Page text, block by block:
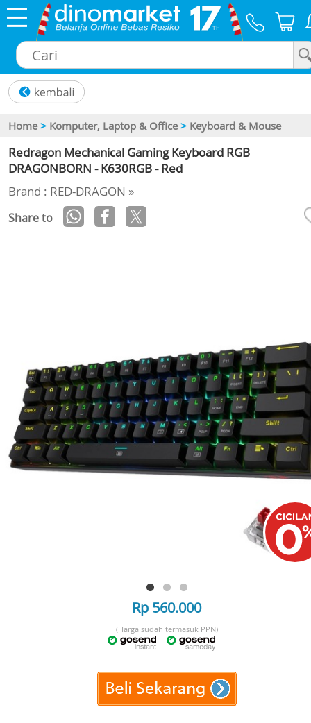
Home > Komputer, Laptop & Office > Keyboard & Mouse
Redragon Mechanical Gaming Keyboard RGB
DRAGONBORN - K630RGB - Red
Brand : RED-DRAGON »
Share to
Rp 560.000
(Harga sudah termasuk PPN)